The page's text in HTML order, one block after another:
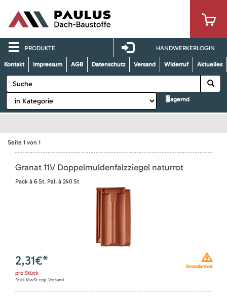
PRODUKTE HANDWERKERLOGIN
Kontakt Impressum AGB Datenschutz Versand Widerruf Aktuelles
lagernd
Seite 1 von 1
Granat 11V Doppelmuldenfalzziegel naturrot
Pack à 6 St. Pal. à 240 St
Bestellartikel
2,31€*
pro Stück
*inkl. MwSt zzgl. Versand